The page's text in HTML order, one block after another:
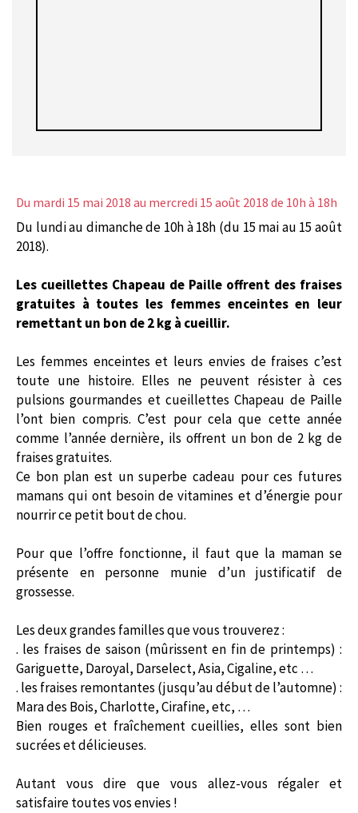
Du mardi 15 mai 2018 au mercredi 15 août 2018 de 10h à 18h
Du lundi au dimanche de 10h à 18h (du 15 mai au 15 août
2018).
Les cueillettes Chapeau de Paille offrent des fraises
gratuites à toutes les femmes enceintes en leur
remettant un bon de 2 kg à cueillir.
Les femmes enceintes et leurs envies de fraises c’est
toute une histoire. Elles ne peuvent résister à ces
pulsions gourmandes et cueillettes Chapeau de Paille
l’ont bien compris. C’est pour cela que cette année
comme l’année dernière, ils offrent un bon de 2 kg de
fraises gratuites.
Ce bon plan est un superbe cadeau pour ces futures
mamans qui ont besoin de vitamines et d’énergie pour
nourrir ce petit bout de chou.
Pour que l’offre fonctionne, il faut que la maman se
présente en personne munie d’un justificatif de
grossesse.
Les deux grandes familles que vous trouverez :
. les fraises de saison (mûrissent en fin de printemps) :
Gariguette, Daroyal, Darselect, Asia, Cigaline, etc …
. les fraises remontantes (jusqu’au début de l’automne) :
Mara des Bois, Charlotte, Cirafine, etc, …
Bien rouges et fraîchement cueillies, elles sont bien
sucrées et délicieuses.
Autant vous dire que vous allez-vous régaler et
satisfaire toutes vos envies !